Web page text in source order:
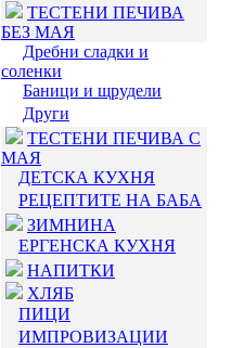
ТЕСТЕНИ ПЕЧИВА
БЕЗ МАЯ
Дребни сладки и
соленки
Баници и щрудели
Други
ТЕСТЕНИ ПЕЧИВА С
МАЯ
ДЕТСКА КУХНЯ
РЕЦЕПТИТЕ НА БАБА
ЗИМНИНА
ЕРГЕНСКА КУХНЯ
НАПИТКИ
ХЛЯБ
ПИЦИ
ИМПРОВИЗАЦИИ